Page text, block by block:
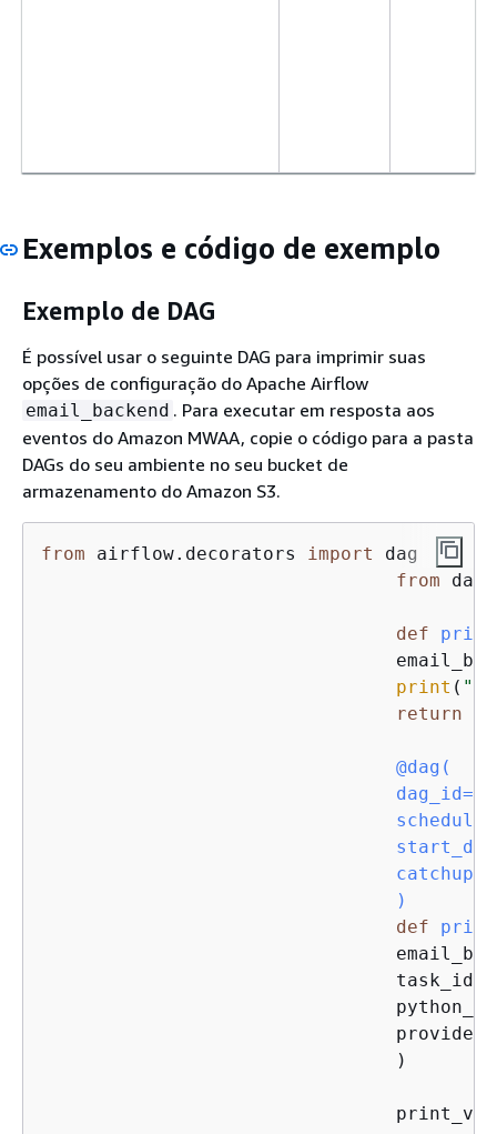
Exemplos e código de exemplo
Exemplo de DAG
É possível usar o seguinte DAG para imprimir suas
opções de configuração do Apache Airflow
email_backend . Para executar em resposta aos
eventos do Amazon MWAA, copie o código para a pasta
DAGs do seu ambiente no seu bucket de
armazenamento do Amazon S3.
from airflow.decorators import
dag
from
def
print (
return
				@dag(
				dag_id=
				catchup=
)
def
				task_id=